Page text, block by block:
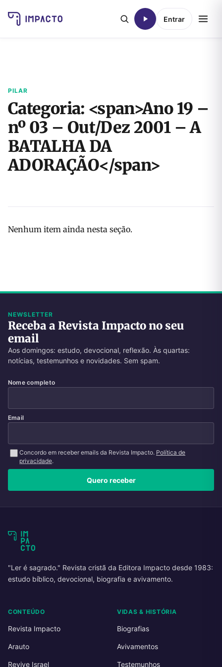
Entrar
PILAR
Categoria: <span>Ano 19 –
nº 03 – Out/Dez 2001 – A
BATALHA DA
ADORAÇÃO</span>
Nenhum item ainda nesta seção.
NEWSLETTER
Receba a Revista Impacto no seu
email
Aos domingos: estudo, devocional, reflexão. Às quartas:
notícias, testemunhos e novidades. Sem spam.
Nome completo
Email
Concordo em receber emails da Revista Impacto. Política de
privacidade.
Quero receber
"Ler é sagrado." Revista cristã da Editora Impacto desde 1983:
estudo bíblico, devocional, biografia e avivamento.
CONTEÚDO
Revista Impacto
Arauto
Revive Israel
VIDAS & HISTÓRIA
Biografias
Avivamentos
Testemunhos